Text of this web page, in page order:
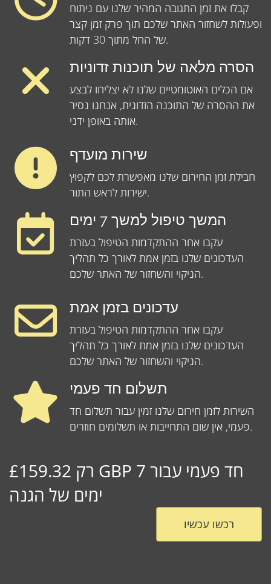
קבלו את זמן התגובה המהיר שלנו עם ניתוח
ופעולות לשחזור האתר שלכם תוך פרק זמן קצר
של החל מתוך 30 דקות.
הסרה מלאה של תוכנות זדוניות
אם הכלים האוטומטיים שלנו לא יצליחו לבצע
את ההסרה של התוכנה הזדונית, אנחנו נסיר
אותה באופן ידני.
שירות מועדף
חבילת זמן החירום שלנו מאפשרת לכם לקפוץ
ישירות לראש התור.
המשך טיפול למשך 7 ימים
עקבו אחר ההתקדמות הטיפול בעזרת
העדכונים שלנו בזמן אמת לאורך כל תהליך
הניקוי והשחזור של האתר שלכם.
עדכונים בזמן אמת
עקבו אחר ההתקדמות הטיפול בעזרת
העדכונים שלנו בזמן אמת לאורך כל תהליך
הניקוי והשחזור של האתר שלכם.
תשלום חד פעמי
השירות לזמן חירום שלנו זמין עבור תשלום חד
פעמי, אין שום התחייבות או תשלומים חוזרים.
רק £159.32 GBP חד פעמי עבור 7
ימים של הגנה
רכשו עכשיו